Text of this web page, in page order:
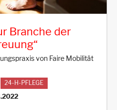
Branche der
von Faire Mobilität
24-H-PFLEGE